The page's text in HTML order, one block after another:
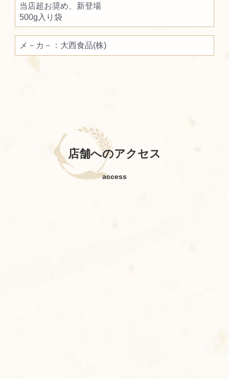
当店超お奨め、新登場
500g入り袋
メ－カ－：大西食品(株)
店舗へのアクセス
access